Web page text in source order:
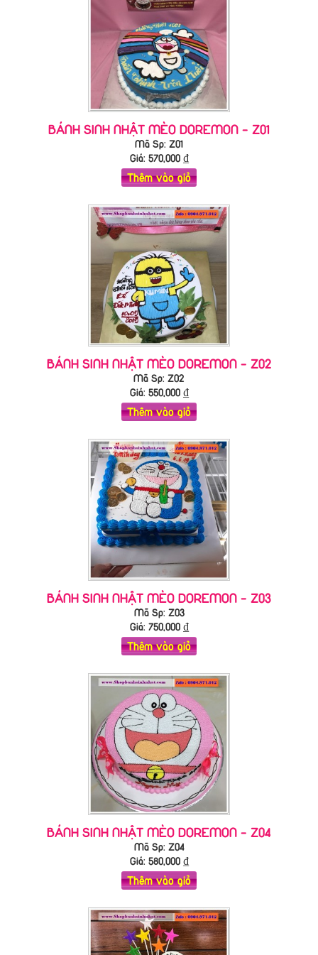
BÁNH SINH NHẬT MÈO DOREMON - Z01
Mã Sp: Z01
Giá: 570,000₫
Thêm vào giỏ
BÁNH SINH NHẬT MÈO DOREMON - Z02
Mã Sp: Z02
Giá: 550,000₫
Thêm vào giỏ
BÁNH SINH NHẬT MÈO DOREMON - Z03
Mã Sp: Z03
Giá: 750,000₫
Thêm vào giỏ
BÁNH SINH NHẬT MÈO DOREMON - Z04
Mã Sp: Z04
Giá: 580,000₫
Thêm vào giỏ